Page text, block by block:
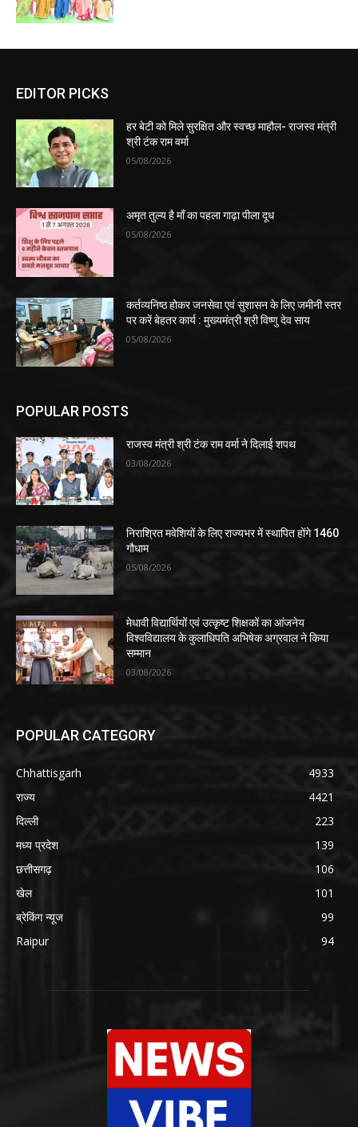
EDITOR PICKS
हर बेटी को मिले सुरक्षित और स्वच्छ माहौल- राजस्व मंत्री
श्री टंक राम वर्मा
05/08/2026
अमृत तुल्य है माँ का पहला गाढ़ा पीला दूध
05/08/2026
कर्तव्यनिष्ठ होकर जनसेवा एवं सुशासन के लिए जमीनी स्तर
पर करें बेहतर कार्य : मुख्यमंत्री श्री विष्णु देव साय
05/08/2026
POPULAR POSTS
राजस्व मंत्री श्री टंक राम वर्मा ने दिलाई शपथ
03/08/2026
निराश्रित मवेशियों के लिए राज्यभर में स्थापित होंगे 1460
गौधाम
05/08/2026
मेधावी विद्यार्थियों एवं उत्कृष्ट शिक्षकों का आंजनेय
विश्वविद्यालय के कुलाधिपति अभिषेक अग्रवाल ने किया
सम्मान
03/08/2026
POPULAR CATEGORY
Chhattisgarh
4933
राज्य
4421
दिल्ली
223
मध्य प्रदेश
139
छत्तीसगढ़
106
खेल
101
ब्रेकिंग न्यूज
99
Raipur
94